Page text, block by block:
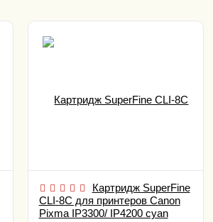
Картридж SuperFine
CLI-8C для принтеров Canon
Pixma IP3300/ IP4200 cyan